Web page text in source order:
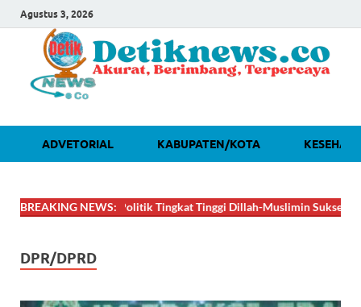
Agustus 3, 2026
ADVETORIAL KABUPATEN/KOTA
BREAKING NEWS:
Lobi Politik Tingkat Tinggi Dillah-Muslimin Sukses Boyong
DPR/DPRD